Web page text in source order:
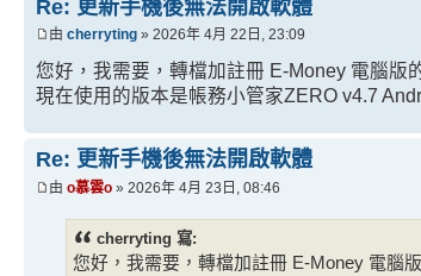
Re: 更新手機後無法開啟軟體
由 cherryting » 2026年 4月 22日, 23:09
您好，我需要，轉檔加註冊 E-Money 電腦版
現在使用的版本是帳務小管家ZERO v4.7
Re: 更新手機後無法開啟軟體
由 o慕雲o » 2026年 4月 23日, 08:46
cherryting 寫:
您好，我需要，轉檔加註冊 E-Money 電腦